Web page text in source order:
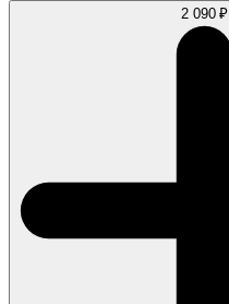
2 090 ₽